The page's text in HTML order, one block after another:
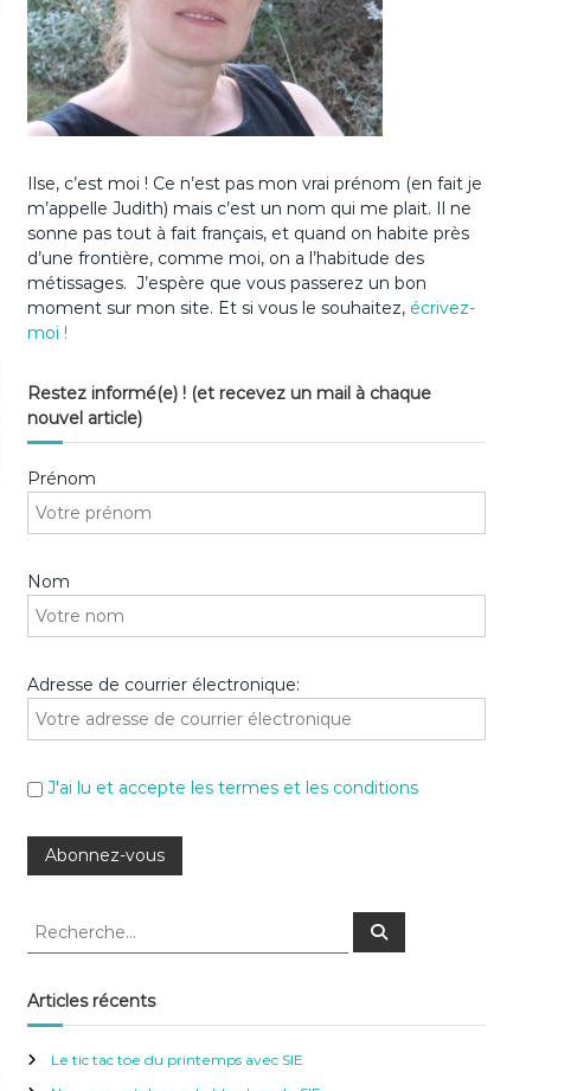
Ilse, c’est moi ! Ce n’est pas mon vrai prénom (en fait je
m’appelle Judith) mais c’est un nom qui me plait. Il ne
sonne pas tout à fait français, et quand on habite près
d’une frontière, comme moi, on a l’habitude des
métissages. J’espère que vous passerez un bon
moment sur mon site. Et si vous le souhaitez, écrivez-
moi !
Restez informé(e) ! (et recevez un mail à chaque
nouvel article)
Prénom
Nom
Adresse de courrier électronique:
J'ai lu et accepte les termes et les conditions
R
h
e
c
R
c
Articles récents
Le tic tac toe du printemps avec SIE